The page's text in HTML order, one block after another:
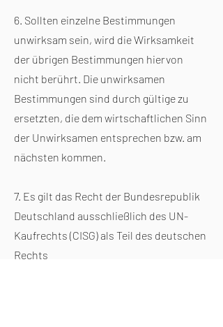
6. Sollten einzelne Bestimmungen
unwirksam sein, wird die Wirksamkeit
der übrigen Bestimmungen hiervon
nicht berührt. Die unwirksamen
Bestimmungen sind durch gültige zu
ersetzten, die dem wirtschaftlichen Sinn
der Unwirksamen entsprechen bzw. am
nächsten kommen.
7. Es gilt das Recht der Bundesrepublik
Deutschland ausschließlich des UN-
Kaufrechts (CISG) als Teil des deutschen
Rechts